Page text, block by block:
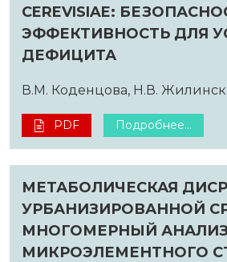
CEREVISIAE:
ЭФФЕКТИВНОСТЬ ДЛЯ
ДЕФИЦИТА
В.М. Коденцова, Н.В.
PDF Подробнее...
МЕТАБОЛИЧЕСКАЯ
УРБАНИЗИРОВАННОЙ
МНОГОМЕРНЫЙ АНАЛИЗ
МИКРОЭЛЕМЕНТНОГО